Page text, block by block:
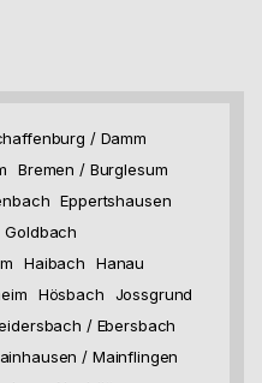
/ Damm
Bremen / Burglesum
Eppertshausen
Goldbach
Haibach
Hanau
Hösbach
Jossgrund
/ Ebersbach
/ Mainflingen